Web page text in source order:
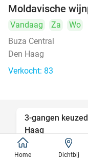
Moldavische
Vandaag Za
Wo
Buza Central
Den Haag
Verkocht: 83
3-gangen
Haag
Morgen
Za
Home Dichtbij